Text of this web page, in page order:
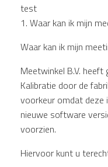
test
1. Waar kan ik mijn
Waar kan ik mijn
Meetwinkel B.V. heeft
Kalibratie door de
voorkeur omdat deze
nieuwe software
voorzien.
Hiervoor kunt u